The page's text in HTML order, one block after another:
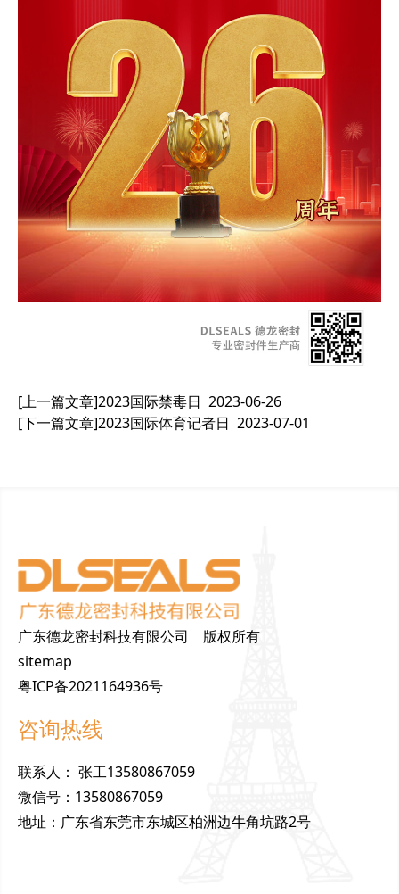
[上一篇文章]2023国际禁毒日 2023-06-26
[下一篇文章]2023国际体育记者日 2023-07-01
广东德龙密封科技有限公司 版权所有
sitemap
粤ICP备2021164936号
咨询热线
联系人 ： 张工13580867059
微信号 ： 13580867059
地址 ： 广东省东莞市东城区柏洲边牛角坑路2号